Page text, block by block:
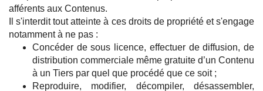
afférents aux Contenus.
Il s'interdit tout atteinte à ces droits de propriété et s'engage
notamment à ne pas :
Concéder de sous licence, effectuer de diffusion, de
distribution commerciale même gratuite d’un Contenu
à un Tiers par quel que procédé que ce soit ;
Reproduire, modifier, décompiler, désassembler,